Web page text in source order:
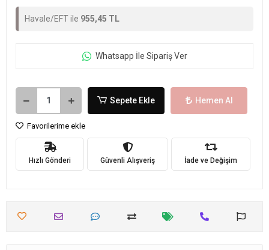
Havale/EFT ile 955,45 TL
Whatsapp İle Sipariş Ver
Sepete Ekle Hemen Al
Favorilerime ekle
Hızlı Gönderi Güvenli Alışveriş İade ve Değişim